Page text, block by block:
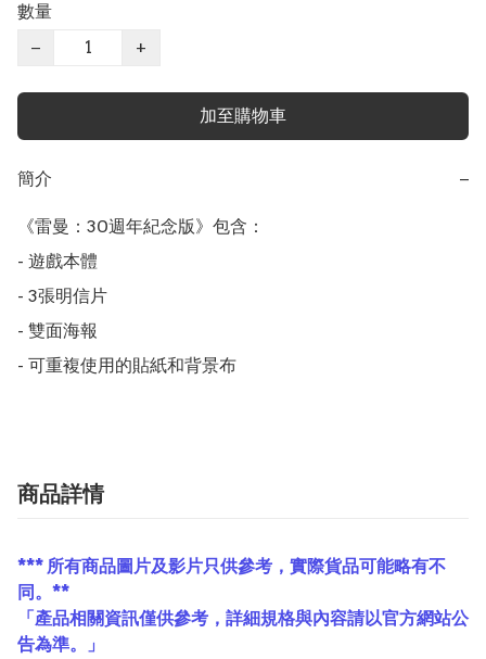
數量
−
+
加至購物車
簡介 −
《雷曼：30週年紀念版》包含：
- 遊戲本體
- 3張明信片
- 雙面海報
商品詳情
*** 所有商品圖片及影片只供參考，實際貨品可能略有不
同。**
「產品相關資訊僅供參考，詳細規格與內容請以官方網站公
告為準。」